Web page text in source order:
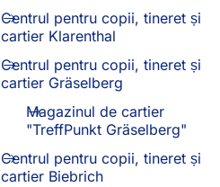
Centrul pentru copii, tineret și
cartier Klarenthal
Centrul pentru copii, tineret și
cartier Gräselberg
Magazinul de cartier
"TreffPunkt Gräselberg"
Centrul pentru copii, tineret și
cartier Biebrich